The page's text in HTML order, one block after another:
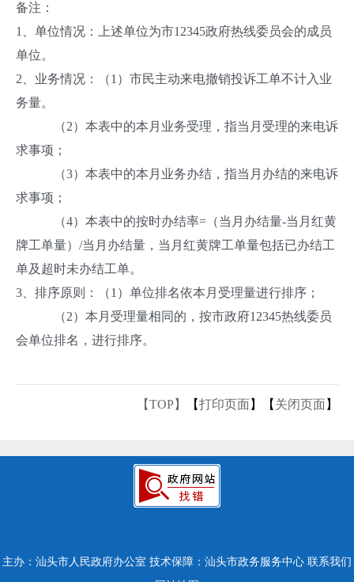
备注：
1、单位情况：上述单位为市12345政府热线委员会的成员
单位。
2、业务情况：（1）市民主动来电撤销投诉工单不计入业
务量。
（2）本表中的本月业务受理，指当月受理的来电诉
求事项；
（3）本表中的本月业务办结，指当月办结的来电诉
求事项；
（4）本表中的按时办结率=（当月办结量-当月红黄
牌工单量）/当月办结量，当月红黄牌工单量包括已办结工
单及超时未办结工单。
3、排序原则：（1）单位排名依本月受理量进行排序；
（2）本月受理量相同的，按市政府12345热线委员
会单位排名，进行排序。
【TOP】 【打印页面】【 关闭页面】
主办：汕头市人民政府办公室 技术保障：汕头市政务服务中心 联系我们